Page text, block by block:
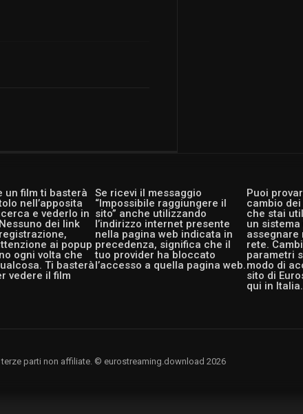
un film ti basterà
nell’apposita
e vederlo in
dei link
ai popup
ogni volta che
Ti basterà
vedere il film
Se ricevi il messaggio
“Impossibile raggiungere il
sito” anche utilizzando
l’indirizzo internet presente
nella pagina web indicata in
precedenza, significa che il
tuo provider ha bloccato
l’accesso a quella pagina web.
Puoi
cambio dei
che stai
un
assegnare
rete.
parametri
modo di
sito di
qui in Italia.
parti non affiliate. © eurostreaming.download 2026